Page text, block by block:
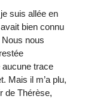
suis allée en
bien connu
nous
aucune trace
Mais il m’a plu,
de Thérèse,